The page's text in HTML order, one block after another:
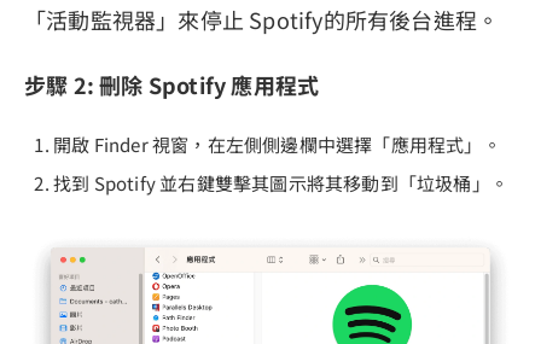
「活動監視器」來停止 Spotify的所有後台進程。
步驟 2: 刪除 Spotify 應用程式
開啟 Finder 視窗，在左側側邊欄中選擇「應用程式」。
找到 Spotify 並右鍵雙擊其圖示將其移動到「垃圾桶」。